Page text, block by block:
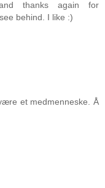
thanks again for
behind. I like :)
et medmenneske. Å